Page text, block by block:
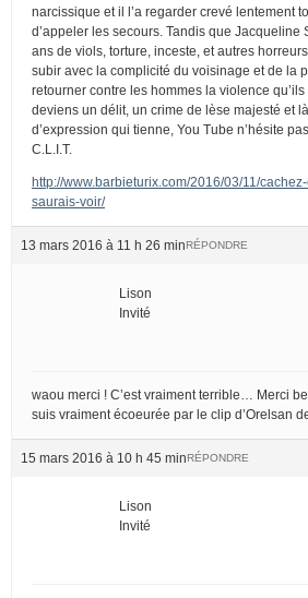
narcissique et il l’a regarder crevé lentement
d’appeler les secours. Tandis que Jacqueline
ans de viols, torture, inceste, et autres
subir avec la complicité du voisinage et de la
retourner contre les hommes la violence
deviens un délit, un crime de lèse majesté et
d’expression qui tienne, You Tube n’hésite
C.L.I.T.
http://www.barbieturix.com/2016/03/11/
saurais-voir/
13 mars 2016 à 11 h 26 minRÉPONDRE
Lison
Invité
waou merci ! C’est vraiment terrible… Merci
suis vraiment écoeurée par le clip d’Orelsan
15 mars 2016 à 10 h 45 minRÉPONDRE
Lison
Invité